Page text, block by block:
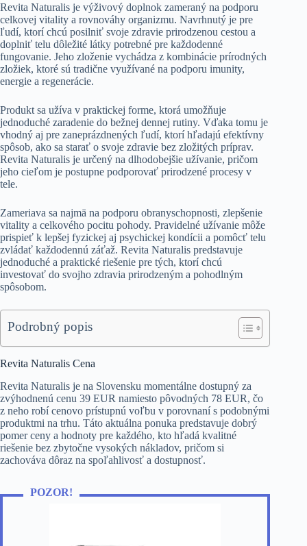
Revita Naturalis je výživový doplnok zameraný na podporu
celkovej vitality a rovnováhy organizmu. Navrhnutý je pre
ľudí, ktorí chcú posilniť svoje zdravie prirodzenou cestou a
doplniť telu dôležité látky potrebné pre každodenné
fungovanie. Jeho zloženie vychádza z kombinácie prírodných
zložiek, ktoré sú tradične využívané na podporu imunity,
energie a regenerácie.
Produkt sa užíva v praktickej forme, ktorá umožňuje
jednoduché zaradenie do bežnej dennej rutiny. Vďaka tomu je
vhodný aj pre zaneprázdnených ľudí, ktorí hľadajú efektívny
spôsob, ako sa starať o svoje zdravie bez zložitých príprav.
Revita Naturalis je určený na dlhodobejšie užívanie, pričom
jeho cieľom je postupne podporovať prirodzené procesy v
tele.
Zameriava sa najmä na podporu obranyschopnosti, zlepšenie
vitality a celkového pocitu pohody. Pravidelné užívanie môže
prispieť k lepšej fyzickej aj psychickej kondícii a pomôcť telu
zvládať každodennú záťaž. Revita Naturalis predstavuje
jednoduché a praktické riešenie pre tých, ktorí chcú
investovať do svojho zdravia prirodzeným a pohodlným
spôsobom.
Podrobný popis
Revita Naturalis Cena
Revita Naturalis je na Slovensku momentálne dostupný za
zvýhodnenú cenu 39 EUR namiesto pôvodných 78 EUR, čo
z neho robí cenovo prístupnú voľbu v porovnaní s podobnými
produktmi na trhu. Táto aktuálna ponuka predstavuje dobrý
pomer ceny a hodnoty pre každého, kto hľadá kvalitné
riešenie bez zbytočne vysokých nákladov, pričom si
zachováva dôraz na spoľahlivosť a dostupnosť.
POZOR!